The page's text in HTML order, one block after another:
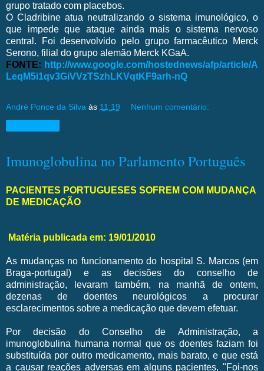
grupo tratado com placebos.
O Cladribine atua neutralizando o sistema imunológico, o
que impede que ataque ainda mais o sistema nervoso
central. Foi desenvolvido pelo grupo farmacêutico Merck
Serono, filial do grupo alemão Merck KGaA.
FONTE: http://www.google.com/hostednews/afp/article/A
LeqM5i1qv3GiVVzTSzhLKVqtKF9arh-nQ
André Ponce da Silva às 11:19 Nenhum comentário:
Imunoglobulina no Parlamento Português
PACIENTES PORTUGUESES SOFREM COM MUDANÇA
DE MEDICAÇÃO
Matéria publicada em: 19/01/2010
As mudanças no funcionamento do hospital S. Marcos (em
Braga-portugal) e as decisões do conselho de
administração, levaram também, na manhã de ontem,
dezenas de doentes neurológicos a procurar
esclarecimentos sobre a medicação que devem efetuar.
Por decisão do Conselho de Administração, a
imunoglobulina humana normal que os doentes faziam foi
substituída por outro medicamento, mais barato, e que está
a causar reações adversas em alguns pacientes. "Foi-nos